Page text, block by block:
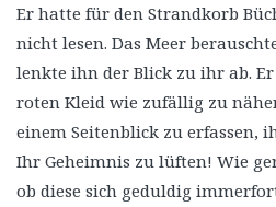
Er hatte für den Strandkorb
nicht lesen. Das Meer
lenkte ihn der Blick zu ihr ab.
roten Kleid wie zufällig zu
einem Seitenblick zu erfassen,
Ihr Geheimnis zu lüften! Wie
ob diese sich geduldig